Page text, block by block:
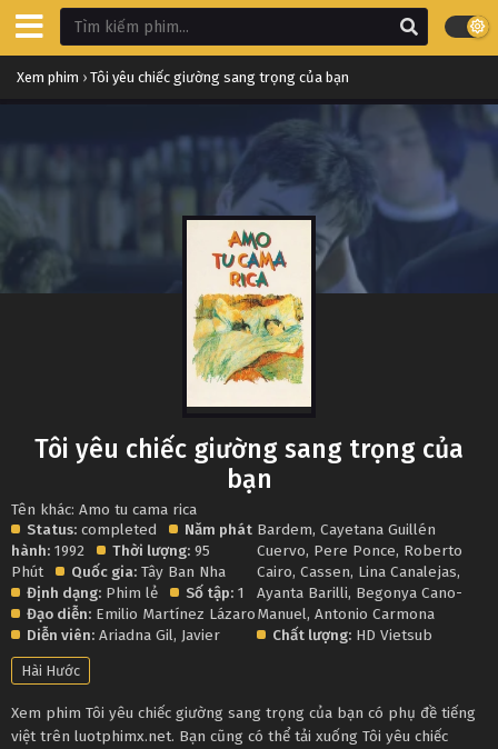
Xem phim › Tôi yêu chiếc giường sang trọng của bạn
Tôi yêu chiếc giường sang trọng của
bạn
Tên khác: Amo tu cama rica
Status: completed
Năm phát
hành: 1992 Thời lượng: 95
Phút
Quốc gia: Tây Ban Nha
Định dạng: Phim lẻ Số tập: 1
Đạo diễn: Emilio Martínez Lázaro
Diễn viên: Ariadna Gil, Javier
Bardem,Cayetana Guillén
Cuervo, Pere Ponce, Roberto
Cairo,Cassen, Lina Canalejas,
Ayanta Barilli, Begonya Cano-
Manuel,Antonio Carmona
Chất lượng: HD Vietsub
Hài Hước
Xem phim Tôi yêu chiếc giường sang trọng của bạn có phụ đề tiếng
việt trên luotphimx.net. Bạn cũng có thể tải xuống Tôi yêu chiếc